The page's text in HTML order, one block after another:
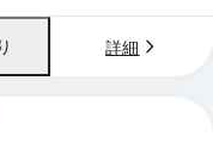
詳細
間取り